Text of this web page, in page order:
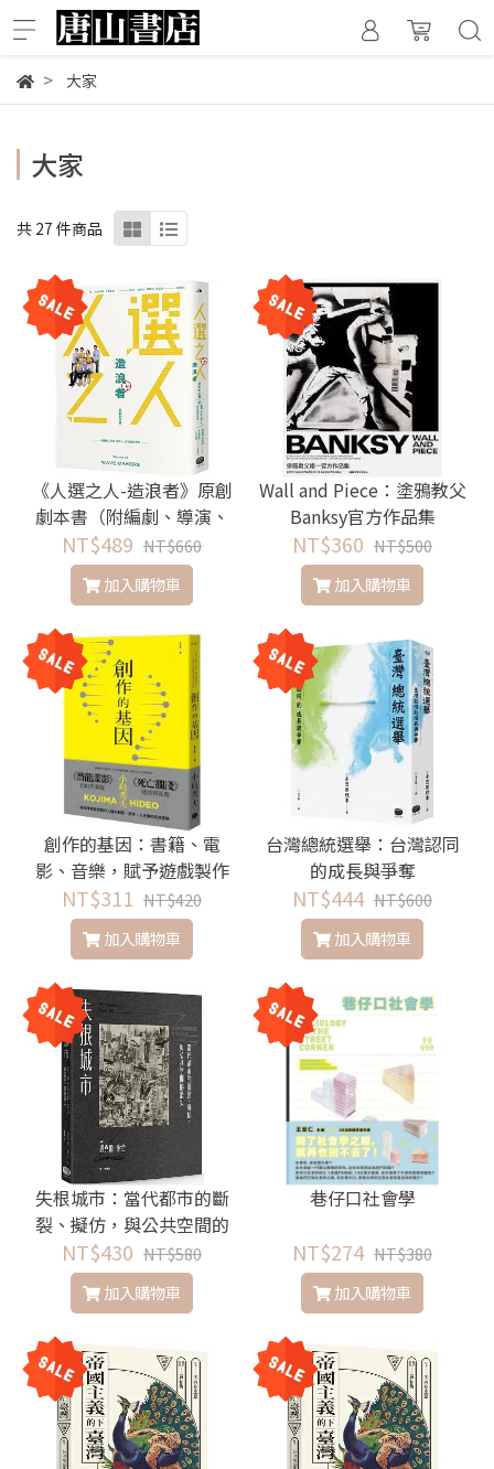
大家
大家
共 27 件商品
《人選之人-造浪者》原創
劇本書（附編劇、導演、
製作人、演員創作思考）
NT$489 NT$660
加入購物車
Wall and Piece：塗鴉教父
Banksy官方作品集
NT$360 NT$500
加入購物車
創作的基因：書籍、電
影、音樂，賦予遊戲製作
人小島秀夫無限創意的文
化記憶
NT$311 NT$420
加入購物車
台灣總統選舉：台灣認同
的成長與爭奪
NT$444 NT$600
加入購物車
失根城市：當代都市的斷
裂、擬仿，與公共空間的
消失
NT$430 NT$580
加入購物車
巷仔口社會學
NT$274 NT$380
加入購物車